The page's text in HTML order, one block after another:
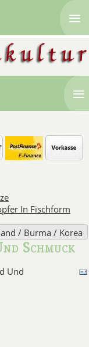
≡
In Fischform
/ Burma / Korea
Schmuck
Und
≡